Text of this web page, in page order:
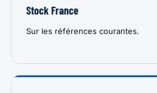
Stock France
Sur les références courantes.